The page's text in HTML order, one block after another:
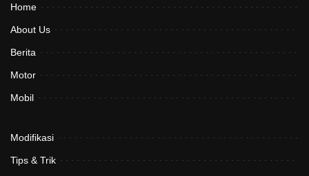
Home
About Us
Berita
Motor
Mobil
Modifikasi
Tips & Trik